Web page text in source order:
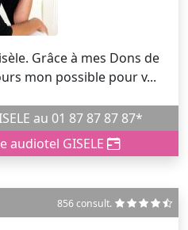
Grâce à mes Dons de
mon possible pour v...
Prendre RDV avec GISELE au 01 87 87 87 87*
audiotel GISELE
856 consult.